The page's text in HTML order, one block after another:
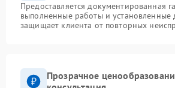
Предоставляется документированная
выполненные работы и установленные
защищает клиента от повторных
Прозрачное